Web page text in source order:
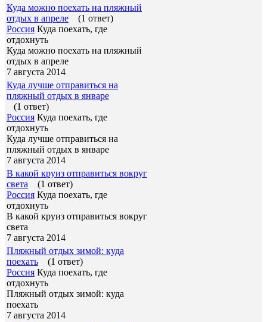
Куда можно поехать на пляжный
отдых в апреле
(1 ответ)
Россия Куда поехать, где
отдохнуть
Куда можно поехать на пляжный
отдых в апреле
7 августа 2014
Куда лучше отправиться на
пляжный отдых в январе
(1 ответ)
Россия Куда поехать, где
отдохнуть
Куда лучше отправиться на
пляжный отдых в январе
7 августа 2014
В какой круиз отправиться вокруг
света
(1 ответ)
Россия Куда поехать, где
отдохнуть
В какой круиз отправиться вокруг
света
7 августа 2014
Пляжный отдых зимой: куда
поехать
(1 ответ)
Россия Куда поехать, где
отдохнуть
Пляжный отдых зимой: куда
поехать
7 августа 2014